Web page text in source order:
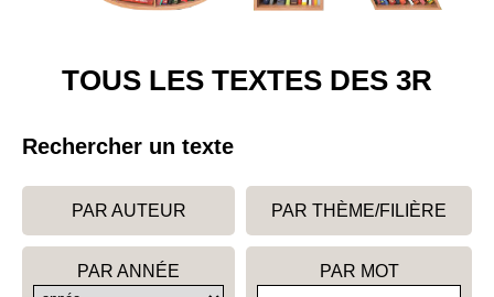
TOUS LES TEXTES DES 3R
Rechercher un texte
PAR AUTEUR PAR THÈME/FILIÈRE
PAR ANNÉE PAR MOT